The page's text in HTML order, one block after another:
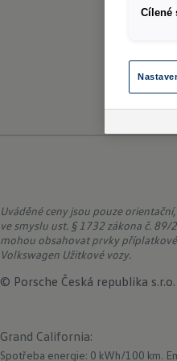
Uváděné ceny jsou pouze
ve smyslu ust. § 1732 zákona č.
mohou obsahovat prvky
Volkswagen Užitkové vozy.
© Porsche Česká republika s.r.o.
Grand California:
Spotřeba energie: 0 kWh/100 km.
Cílené